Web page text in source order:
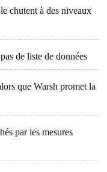
chutent à des niveaux
de liste de données
que Warsh promet la
par les mesures